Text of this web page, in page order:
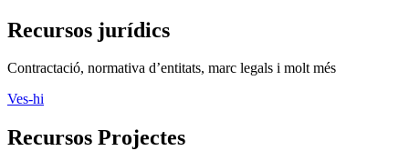
Recursos jurídics
Contractació, normativa d’entitats, marc legals i molt més
Ves-hi
Recursos Projectes